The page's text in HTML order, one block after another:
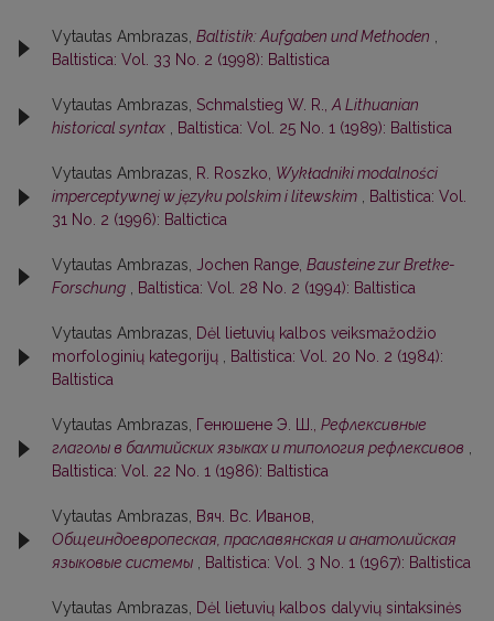
Vytautas Ambrazas, Baltistik: Aufgaben und Methoden
Baltistica: Vol. 33 No. 2 (1998): Baltistica
Vytautas Ambrazas, Schmalstieg W. R., A Lithuanian
historical syntax
Baltistica: Vol. 25 No. 1 (1989): Baltistica
Vytautas Ambrazas, R. Roszko, Wykładniki modalności
imperceptywnej w języku polskim i litewskim
Baltistica: Vol.
31 No. 2 (1996): Baltictica
Vytautas Ambrazas, Jochen Range, Bausteine zur Bretke-
Forschung
Baltistica: Vol. 28 No. 2 (1994): Baltistica
Vytautas Ambrazas,
Dėl lietuvių kalbos veiksmažodžio
morfologinių kategorijų
Baltistica: Vol. 20 No. 2 (1984):
Baltistica
Vytautas Ambrazas, Генюшене Э. Ш., Рефлексивные
глаголы в балтийских языках и типология рефлексивов
Baltistica: Vol. 22 No. 1 (1986): Baltistica
Vytautas Ambrazas,
Вяч. Вс. Иванов,
Общеиндоевропеская, праславянская и анатолийская
языковые системы
Baltistica: Vol. 3 No. 1 (1967): Baltistica
Vytautas Ambrazas,
Dėl lietuvių kalbos dalyvių sintaksinės